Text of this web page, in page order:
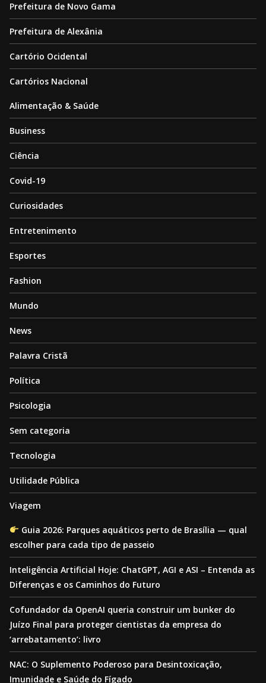
Prefeitura de Novo Gama
Prefeitura de Alexânia
Cartório Ocidental
Cartórios Nacional
Alimentação & Saúde
Business
Ciência
Covid-19
Curiosidades
Entretenimento
Esportes
Fashion
Mundo
News
Palavra Cristã
Política
Psicologia
Sem categoria
Tecnologia
Utilidade Pública
Viagem
Guia 2026: Parques aquáticos perto de Brasília — qual
escolher para cada tipo de passeio
Inteligência Artificial Hoje: ChatGPT, AGI e ASI – Entenda as
Diferenças e os Caminhos do Futuro
Cofundador da OpenAI queria construir um bunker do
Juízo Final para proteger cientistas da empresa do
‘arrebatamento’: livro
NAC: O Suplemento Poderoso para Desintoxicação,
Imunidade e Saúde do Fígado